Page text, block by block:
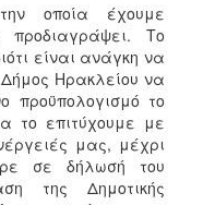
οποία έχουμε
Το
είναι ανάγκη να
Ηρακλείου να
προϋπολογισμό το
το επιτύχουμε με
μας, μέχρι
σε δήλωσή του
της Δημοτικής